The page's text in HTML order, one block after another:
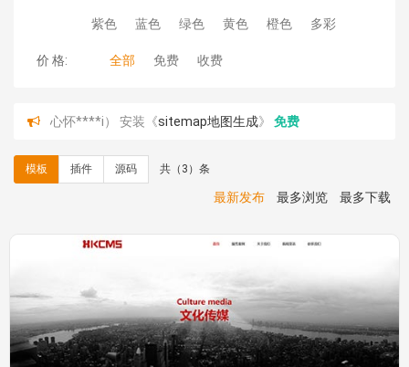
紫色 蓝色 绿色 黄色 橙色 多彩
价 格: 全部 免费 收费
心怀****i） 安装《sitemap地图生成》 免费
C**y 安装《地图位置选取插件
hk****08 安装《
Prism代码高亮插件
免费
hk****80 安装《
响应式多语言企业公司简单通用模板
hk****80 安装《
响应式多语言企业公司简单通用模板》
免费
碧**天 安装《文章采集插件（支持多模型）》￥20.00
hk****70 安装《地图位置选取插件》免费
hk****70 安装《 sitemaps站点地图》 免费
模板 插件 源码 共（3）条
最新发布 最多浏览 最多下载